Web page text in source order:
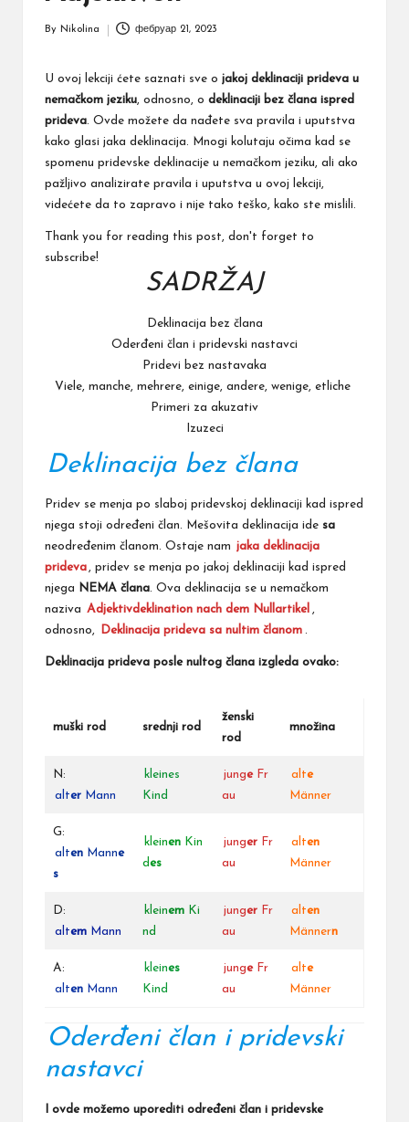
By Nikolina фебруар 21, 2023
U ovoj lekciji ćete saznati sve o jakoj deklinaciji prideva u
nemačkom jeziku, odnosno, o deklinaciji bez člana ispred
prideva. Ovde možete da nađete sva pravila i uputstva
kako glasi jaka deklinacija. Mnogi kolutaju očima kad se
spomenu pridevske deklinacije u nemačkom jeziku, ali ako
pažljivo analizirate pravila i uputstva u ovoj lekciji,
videćete da to zapravo i nije tako teško, kako ste mislili.
Thank you for reading this post, don't forget to
subscribe!
SADRŽAJ
Deklinacija bez člana
Oderđeni član i pridevski nastavci
Pridevi bez nastavaka
Viele, manche, mehrere, einige, andere, wenige, etliche
Primeri za akuzativ
Izuzeci
Deklinacija bez člana
Pridev se menja po slaboj pridevskoj deklinaciji kad ispred
njega stoji određeni član. Mešovita deklinacija ide sa
neodređenim članom. Ostaje nam jaka deklinacija
prideva , pridev se menja po jakoj deklinaciji kad ispred
njega
NEMA člana. Ova deklinacija se u nemačkom
naziva Adjektivdeklination nach dem Nullartikel ,
odnosno,
Deklinacija prideva sa nultim članom .
Deklinacija prideva posle nultog člana izgleda ovako:
muški rod srednji rod
ženski
rod
množina
N:
alter Mann
kleines
Kind
jungeFr
au
alte
Männer
G:
alten Manne
s
kleinen Kin
des
junger Fr
au
alten
Männer
D:
altem Mann
kleinem Ki
nd
junger Fr
au
alten
Männern
A:
alten Mann
kleines
Kind
jungeFr
au
alte
Männer
Oderđeni član i pridevski
nastavci
I ovde možemo uporediti određeni član i pridevske